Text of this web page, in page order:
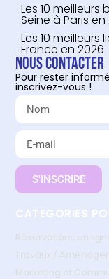
Les 10
Seine à Paris en
Les 10
France en 2026
Nous contacter
Pour rester
inscrivez-vous !
S'INSCRIRE
CATEGORIES
Réservations en
Travaux /
Marketing et